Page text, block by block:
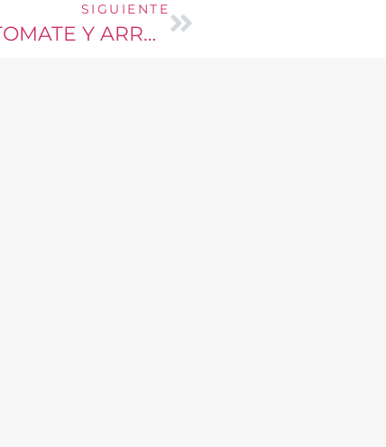
SIGUIENTE
ALBONDIGAS CON SALSA DE TOMATE Y ARROZ